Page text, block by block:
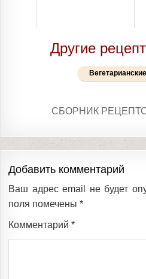
Другие
СБОРНИК
Добавить комментарий
Ваш адрес email не будет
поля помечены *
Комментарий *